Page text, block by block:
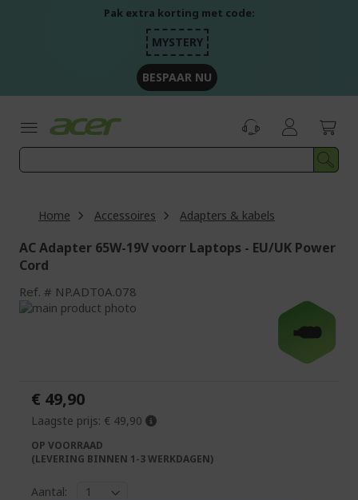
Pak extra korting met code:
MYSTERY
BESPAAR NU
Home Accessoires Adapters & kabels
AC Adapter 65W-19V voorr Laptops - EU/UK Power
Cord
Ref. NP.ADT0A.078
Ga
afbeeldingen-
gallerij
-€20
afbeeldingen-
€ 49,90
Laagste prijs: € 49,90
OP VOORRAAD
(LEVERING BINNEN 1-3 WERKDAGEN)
Aantal: